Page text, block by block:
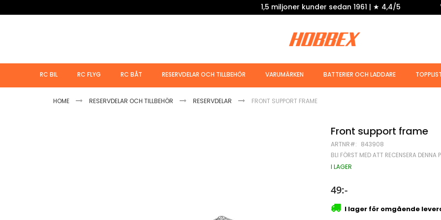
1,5 miljoner kunder sedan 1961 | ★ 4,4/5
RC BIL RC FLYG RC BÅT RESERVDELAR OCH TILLBEHÖR VARUMÄRKEN BATTERIER OCH LADDARE
HOME RESERVDELAR OCH TILLBEHÖR RESERVDELAR FRONT SUPPORT FRAME
Front support frame
ARTNR 843908
BLI FÖRST MED ATT RECENSERA DENNA
I LAGER
49:-
I lager för omgående